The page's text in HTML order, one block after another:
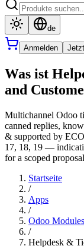
de
Anmelden
Was ist
and
Multichannel Odoo
canned replies,
& supported by
17, 18, 19 —
for a scoped
Startseite
/
Apps
/
Odoo Modules
/
Helpdesk &